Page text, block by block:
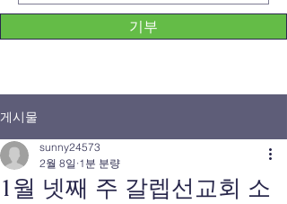
기부
게시물
1월 넷째 주 갈렙선교회 소
sunny24573
2월 8일 1분 분량